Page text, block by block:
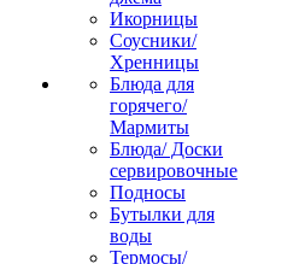
Икорницы
Соусники/
Хренницы
Блюда для
горячего/
Мармиты
Блюда/ Доски
сервировочные
Подносы
Бутылки для
воды
Термосы/